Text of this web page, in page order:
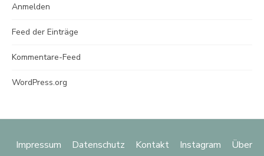
Anmelden
Feed der Einträge
Kommentare-Feed
WordPress.org
Impressum Datenschutz Kontakt Instagram
Über